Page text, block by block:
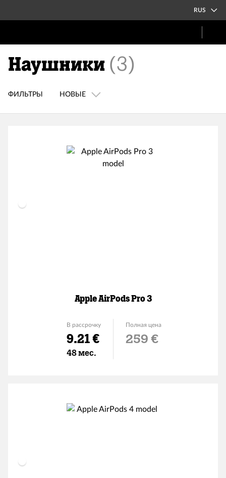
RUS
Наушники (3)
ФИЛЬТРЫ НОВЫЕ
Apple AirPods Pro 3
В рассрочку
9.21 €
48 мес.
Полная цена
259 €